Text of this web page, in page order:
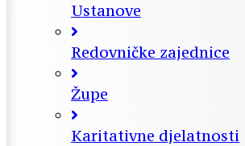
Ustanove
Redovničke zajednice
Župe
Karitativne djelatnosti